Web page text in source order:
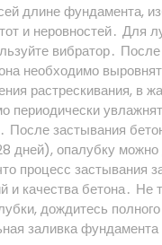
длине фундамента,
и неровностей․ Для
вибратор․
необходимо
растрескивания, в
периодически
После застывания
дней), опалубку можно
процесс застывания
и качества бетона․ Не
дождитесь
заливка